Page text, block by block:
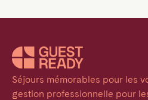
Séjours mémorables pour les
gestion professionnelle pour